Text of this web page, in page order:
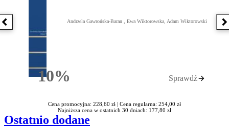
Poprzednia książka
10%Rabatu
Andrzela Gawrońska-Baran , Ewa Wiktorowska, Adam Wiktorowski
Sprawdź
Cena promocyjna: 228,60 zł | Cena regularna: 254,00 zł
Najniższa cena w ostatnich 30 dniach: 177,80 zł
Ostatnio dodane